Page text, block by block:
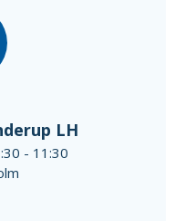
LH
- 11:30